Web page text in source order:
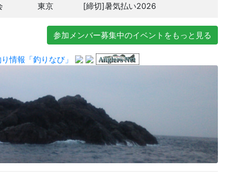
東京 [締切]暑気払い2026
参加メンバー募集中のイベントをもっと見る